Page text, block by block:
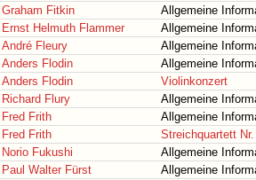
Graham Fitkin
Allgemeine
Ernst Helmuth Flammer
Allgemeine
André Fleury
Allgemeine
Anders Flodin
Allgemeine
Anders Flodin
Violinkonzert
Richard Flury
Allgemeine
Fred Frith
Allgemeine
Fred Frith
Streichquartett
Norio Fukushi
Allgemeine
Paul Walter Fürst
Allgemeine